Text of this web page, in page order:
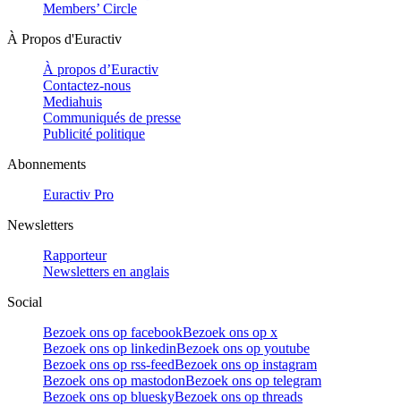
Members’ Circle
À Propos d'Euractiv
À propos d’Euractiv
Contactez-nous
Mediahuis
Communiqués de presse
Publicité politique
Abonnements
Euractiv Pro
Newsletters
Rapporteur
Newsletters en anglais
Social
Bezoek ons op facebookBezoek ons op x
Bezoek ons op linkedinBezoek ons op youtube
Bezoek ons op rss-feedBezoek ons op instagram
Bezoek ons op mastodonBezoek ons op telegram
Bezoek ons op blueskyBezoek ons op threads